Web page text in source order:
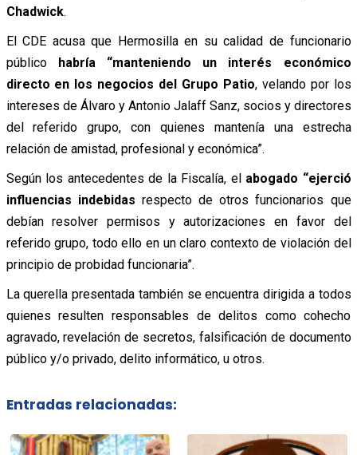
Chadwick.
El CDE acusa que Hermosilla en su calidad de funcionario
público habría “manteniendo un interés económico
directo en los negocios del Grupo Patio, velando por los
intereses de Álvaro y Antonio Jalaff Sanz, socios y directores
del referido grupo, con quienes mantenía una estrecha
relación de amistad, profesional y económica”.
Según los antecedentes de la Fiscalía, elabogado “ejerció
influencias indebidas respecto de otros funcionarios que
debían resolver permisos y autorizaciones en favor del
referido grupo, todo ello en un claro contexto de violación del
principio de probidad funcionaria”.
La querella presentada también se encuentra dirigida a todos
quienes resulten responsables de delitos como cohecho
agravado, revelación de secretos, falsificación de documento
público y/o privado, delito informático, u otros.
Entradas relacionadas: